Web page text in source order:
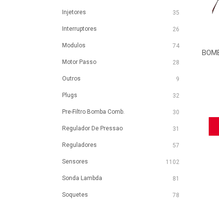
Injetores 35
Interruptores 26
Modulos 74
Motor Passo 28
Outros 9
Plugs 32
Pre-Filtro Bomba Comb. 30
Regulador De Pressao 31
Reguladores 57
Sensores 1102
Sonda Lambda 81
Soquetes 78